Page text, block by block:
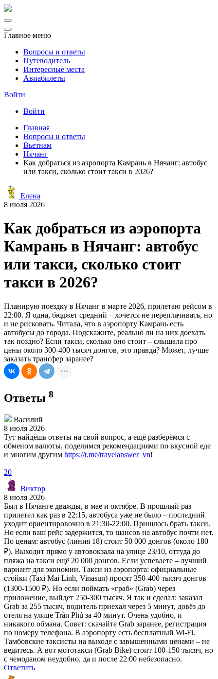
Главное меню
Вопросы и ответы
Путеводитель
Интересные места
Авиабилеты
Войти
Войти
Главная
Вопросы и ответы
Вьетнам
Нячанг
Как добраться из аэропорта Камрань в Нячанг: автобус
или такси, сколько стоит такси в 2026?
Елена
8 июля 2026
Как добраться из аэропорта
Камрань в Нячанг: автобус
или такси, сколько стоит
такси в 2026?
Планирую поездку в Нячанг в марте 2026, прилетаю рейсом в
22:00. Я одна, бюджет средний – хочется не переплачивать, но
и не рисковать. Читала, что в аэропорту Камрань есть
автобусы до города. Подскажите, реально ли на них доехать
так поздно? Если такси, сколько оно стоит – слышала про
цены около 300-400 тысяч донгов, это правда? Может, лучше
заказать трансфер заранее?
Ответы 8
Василий
8 июля 2026
Тут найдёшь ответы на свой вопрос, а ещё разберёмся с
обменом валюты, поделимся рекомендациями по вкусной еде
и многим другим https://t.me/travelanswer_vn!
20
Виктор
8 июля 2026
Был в Нячанге дважды, в мае и октябре. В прошлый раз
прилетел как раз в 22:15, автобуса уже не было – последний
уходит ориентировочно в 21:30-22:00. Пришлось брать такси.
Но если ваш рейс задержится, то шансов на автобус почти нет.
По ценам: автобус (линия 18) стоит 50 000 донгов (около 180
₽). Выходит прямо у автовокзала на улице 23/10, оттуда до
пляжа на такси ещё 20 000 донгов. Если успеваете – лучший
вариант для экономии. Такси из аэропорта: официальные
стойки (Taxi Mai Linh, Vinasun) просят 350-400 тысяч донгов
(1300-1500 ₽). Но если поймать «граб» (Grab) через
приложение, выйдет 250-300 тысяч. Я так и сделал: заказал
Grab за 255 тысяч, водитель приехал через 5 минут, довёз до
отеля на улице Trần Phú за 40 минут. Очень удобно, и
никакого обмана. Совет: скачайте Grab заранее, регистрация
по номеру телефона. В аэропорту есть бесплатный Wi-Fi.
Тамбовские таксисты на выходе с завышенными ценами – не
ведитесь. А вот мототакси (Grab Bike) стоит 100-150 тысяч, но
с чемоданом неудобно, да и после 22:00 небезопасно.
Ответить